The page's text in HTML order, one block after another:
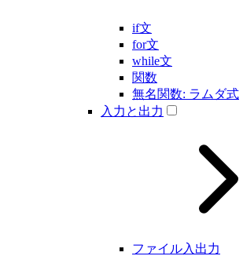
if文
for文
while文
関数
無名関数: ラムダ式
入力と出力
ファイル入出力